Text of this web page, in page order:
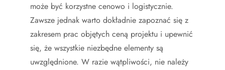
może być korzystne cenowo i logistycznie.
Zawsze jednak warto dokładnie zapoznać się z
zakresem prac objętych ceną projektu i upewnić
się, że wszystkie niezbędne elementy są
uwzględnione. W razie wątpliwości, nie należy